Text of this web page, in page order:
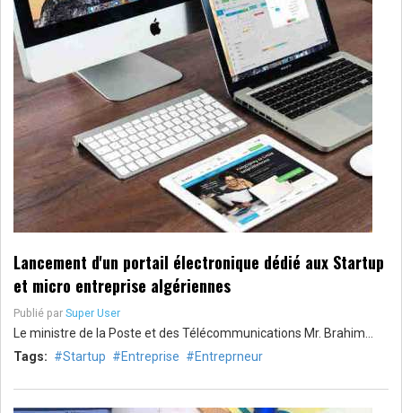
Lancement d'un portail électronique dédié aux Startup
et micro entreprise algériennes
Publié par Super User
Le ministre de la Poste et des Télécommunications Mr. Brahim…
Tags:
Startup Entreprise Entreprneur